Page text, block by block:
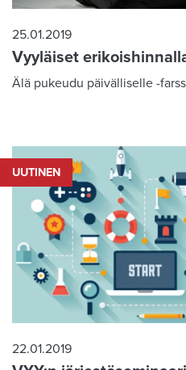
25.01.2019
Vyyläiset
Älä pukeudu päivälliselle -
UUTINEN
22.01.2019